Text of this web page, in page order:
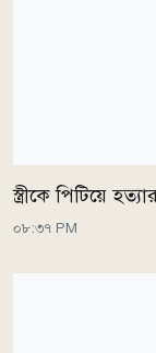
স্ত্রীকে পিটিয়ে
০৮:৩৭ PM